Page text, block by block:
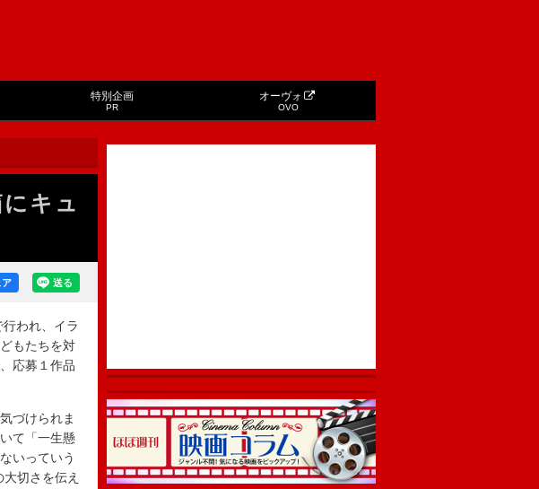
特別企画
PR
オーヴォ
OVO
キュ
送る
ア
われ、イラ
もたちを対
応募１作品
づけられま
て「一生懸
いっていう
切さを伝え